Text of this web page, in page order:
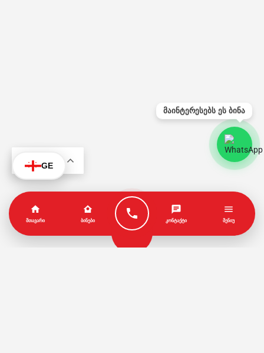
GE
ᲛᲗᲐᲕᲐᲠᲘ ᲑᲘᲜᲔᲑᲘ ᲙᲝᲜᲢᲐᲥᲢᲘ ᲛᲔᲜᲘᲣ
KA
მაინტერესებს ეს ბინა